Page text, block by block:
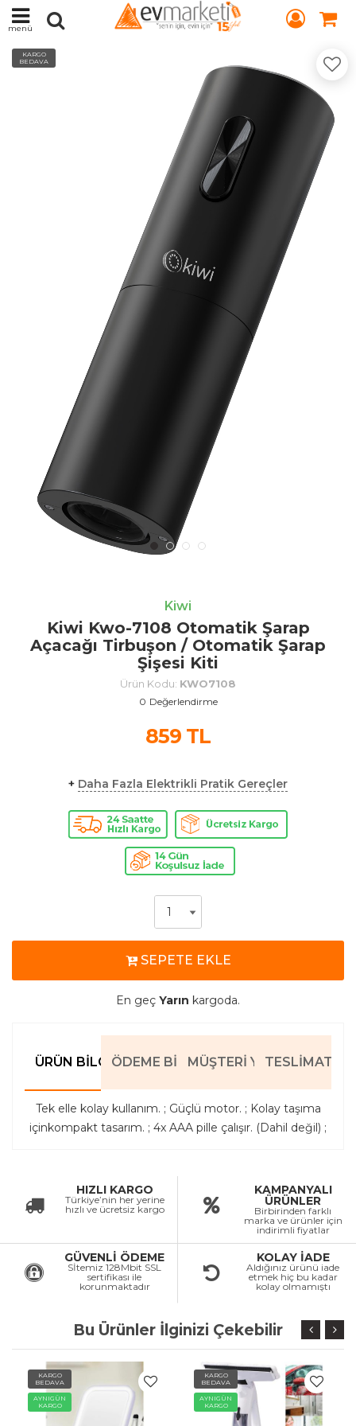
menü
KARGO
BEDAVA
Kiwi
Kiwi Kwo-7108 Otomatik Şarap
Açacağı Tirbuşon / Otomatik Şarap
Şişesi Kiti
Ürün Kodu: KWO7108
0 Değerlendirme
859 TL
+ Daha Fazla Elektrikli Pratik Gereçler
SEPETE EKLE
En geç Yarın kargoda.
ÜRÜN BILGILERIÖDEME BILGILERIMÜŞTERI YORUMLARI
TESLIMAT
Tek elle kolay kullanım. ; Güçlü motor. ; Kolay taşıma
içinkompakt tasarım. ; 4x AAA pille çalışır. (Dahil değil) ;
HIZLI KARGO
Türkiye’nin her yerine
hızlı ve ücretsiz kargo
KAMPANYALI
ÜRÜNLER
Birbirinden farklı
marka ve ürünler için
indirimli fiyatlar
GÜVENLİ ÖDEME
Sİtemiz 128Mbit SSL
sertifikası ile
korunmaktadır
KOLAY İADE
Aldığınız ürünü iade
etmek hiç bu kadar
kolay olmamıştı
Bu Ürünler İlginizi Çekebilir
KARGO
BEDAVA
AYNIGÜN
KARGO
KARGO
BEDAVA
AYNIGÜN
KARGO